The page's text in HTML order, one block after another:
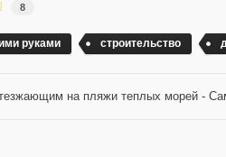
8
руками строительство
на пляжи теплых морей -